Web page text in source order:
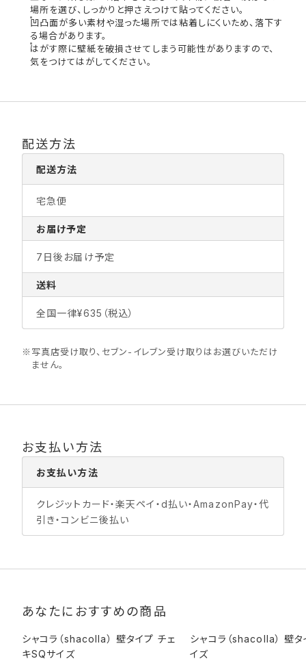
場所を選び、しっかりと押さえつけて貼ってください。
凹凸面が多い素材や湿った場所では粘着しにくいため、落下す
る場合があります。
はがす際に壁紙を破損させてしまう可能性がありますので、
気をつけてはがしてください。
配送方法
配送方法
宅急便
お届け予定
7日後お届け予定
送料
全国一律¥635（税込）
※ 写真店受け取り、セブン-イレブン受け取りはお選びいただけ
ません。
お支払い方法
お支払い方法
クレジットカード・楽天ペイ・d払い・AmazonPay・代
引き・コンビニ後払い
あなたにおすすめの商品
シャコラ（shacolla） 壁タイプ チェ
キSQサイズ
シャコラ（shacolla） 壁
イズ